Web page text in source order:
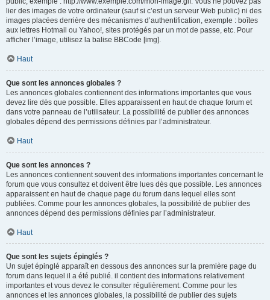
lier des images de votre ordinateur (sauf si c’est un serveur Web public) ni des
images placées derrière des mécanismes d’authentification, exemple : boîtes
aux lettres Hotmail ou Yahoo!, sites protégés par un mot de passe, etc. Pour
afficher l’image, utilisez la balise BBCode [img].
Haut
Que sont les annonces globales ?
Les annonces globales contiennent des informations importantes que vous
devez lire dès que possible. Elles apparaissent en haut de chaque forum et
dans votre panneau de l’utilisateur. La possibilité de publier des annonces
globales dépend des permissions définies par l’administrateur.
Haut
Que sont les annonces ?
Les annonces contiennent souvent des informations importantes concernant le
forum que vous consultez et doivent être lues dès que possible. Les annonces
apparaissent en haut de chaque page du forum dans lequel elles sont
publiées. Comme pour les annonces globales, la possibilité de publier des
annonces dépend des permissions définies par l’administrateur.
Haut
Que sont les sujets épinglés ?
Un sujet épinglé apparaît en dessous des annonces sur la première page du
forum dans lequel il a été publié. il contient des informations relativement
importantes et vous devez le consulter régulièrement. Comme pour les
annonces et les annonces globales, la possibilité de publier des sujets